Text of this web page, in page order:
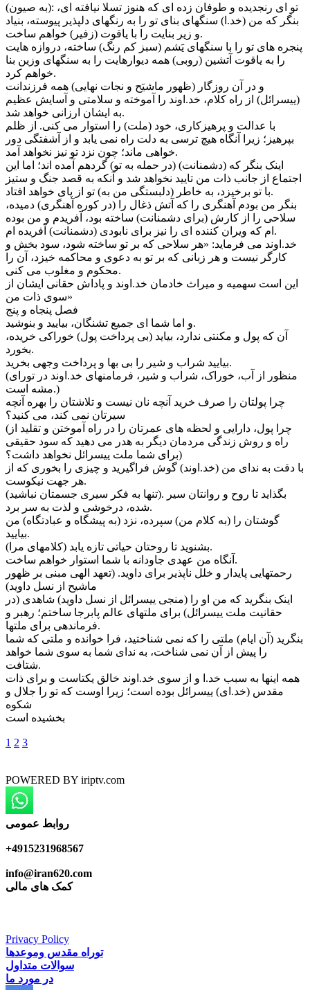
(به صیون): تو ای رنجدیده و طوفان زده ای که هنوز تسلا نیافته ای،
بنگر که من (خد.ا) سنگهای بنای تو را به رنگهای دلپذیر پیوسته، بنیاد
و زیر بنایت را با یاقوت (زفیر) خواهم ساخت.
پنجره های تو را با سنگهای یَشم (سبز کم رنگ) ساخته، دروازه هایت
را به یاقوت آتشین (روبی) همه دیوارهایت را به سنگهای وزین بنا
خواهم کرد.
و در آن روزگار (ظهور ماشیَح و نجات نهایی) همه فرزندانت
(يیسرائل) از راه کلام، خد.اوند را آموخته و سلامتی و آسایش عظیم
به ایشان ارزانی خواهد شد.
با عدالت و پرهیزکاری، خود (ملت) را استوار می کنی. از ظلم
بپرهیز؛ زیرا آنگاه هیچ ترسی به دلت راه نمی یابد و از آشفتگی دور
خواهی ماند؛ چون نزد تو نیز نخواهد آمد.
اینک بنگر که (دشمنانت) (در حمله به تو) گردهم آمده اند؛ اما این
اجتماع از جانب ذات من تایید نخواهد شد و آنکه به قصد جنگ و ستیز
با تو برخیزد، به خاطر (دلبستگی من به) تو از پای خواهد افتاد.
بنگر من بودم آهنگری را که آتش ذغال را (در کوره آهنگری) دمیده،
سلاحی را از کارش (برای دشمنانت) ساخته بود، آفریدم و من بوده
ام که ویران کننده ای را نیز برای نابودی (دشمنانت) آفریده ام.
خد.اوند می فرماید: «هر سلاحی که بر تو ساخته شود، سود بخش و
کارگر نیست و هر زبانی که بر تو به دعوی و محاکمه خیزد، آن را
محکوم و مغلوب می کنی.
این است سهمیه و میراث خادمان خد.اوند و پاداش حقانی ایشان از
سوی ذات من»
فصل پنجاه و پنج
و اما شما ای جمیع تشنگان، بیایید و بنوشید.
آن که پول و مکنتی ندارد، بیاید (بی پرداخت پول) خوراکی خریده،
بخورد.
بیایید شراب و شیر را بی بها و پرداخت وجهی بخرید.
(منظور از آب، خوراک، شراب و شیر، فرمامنهای خد.اوند در تورای
مشه است.)
چرا پولتان را صرف خرید آنچه نان نیست و تلاشتان را بهره آنچه
سیرتان نمی کند، می کنید؟
(چرا پول، دارایی و لحظه های عمرتان را در راه آموختن و تقلید از
راه و روش زندگی مردمان دیگر به هدر می دهید که سود حقیقی
برای شما ملت يیسرائل نخواهد داشت؟)
با دقت به ندای من (خد.اوند) گوش فراگیرید و چیزی را بخوری که از
هر جهت نیکوست.
(تنها به فکر سیری جسمتان نباشید). بگذاید تا روح و روانتان سیر
شده، درخوشی و لذت به سر برد.
گوشتان را (به کلام من) سپرده، نزد (به پیشگاه و عبادتگاه) من
بیایید.
(کلامهای مرا) بشنوید تا روحتان حیاتی تازه یابد.
آنگاه من عهدی جاودانه با شما استوار خواهم ساخت.
رحمتهایی پایدار و خلل ناپذیر برای داوید. (تعهد الهی مبنی بر ظهور
ماشیح از نسل داوید)
اینک بنگرید که من او را (منجی يیسرائل از نسل داوید) شاهدی (در
حقانیت ملت يیسرائل) برای ملتهای عالم پابرجا ساختم؛ رهبر و
فرماندهی برای ملتها.
بنگرید (آن ایام) ملتی را که نمی شناختید، فرا خوانده و ملتی که شما
را پیش از آن نمی شناخت، به ندای شما به سوی شما خواهد
شتافت.
همه اینها به سبب خد.ا و از سوی خد.اوند خالق یکتاست و برای ذات
مقدس (خد.ای) يیسرائل بوده است؛ زیرا اوست که تو را جلال و
شکوه
بخشیده است
1 2 3
POWERED BY iriptv.com
روابط عمومی
+4915231968567
info@iran620.com
کمک های مالی
Privacy Policy
توراه مقدس وموعدها
سوالات متداول
در مورد ما